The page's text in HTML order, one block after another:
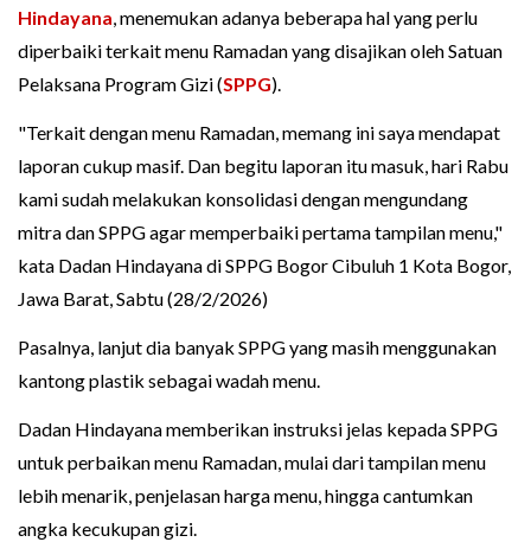
Hindayana, menemukan adanya beberapa hal yang perlu
diperbaiki terkait menu Ramadan yang disajikan oleh Satuan
Pelaksana Program Gizi (SPPG).
"Terkait dengan menu Ramadan, memang ini saya mendapat
laporan cukup masif. Dan begitu laporan itu masuk, hari Rabu
kami sudah melakukan konsolidasi dengan mengundang
mitra dan SPPG agar memperbaiki pertama tampilan menu,"
kata Dadan Hindayana di SPPG Bogor Cibuluh 1 Kota Bogor,
Jawa Barat, Sabtu (28/2/2026)
Pasalnya, lanjut dia banyak SPPG yang masih menggunakan
kantong plastik sebagai wadah menu.
Dadan Hindayana memberikan instruksi jelas kepada SPPG
untuk perbaikan menu Ramadan, mulai dari tampilan menu
lebih menarik, penjelasan harga menu, hingga cantumkan
angka kecukupan gizi.